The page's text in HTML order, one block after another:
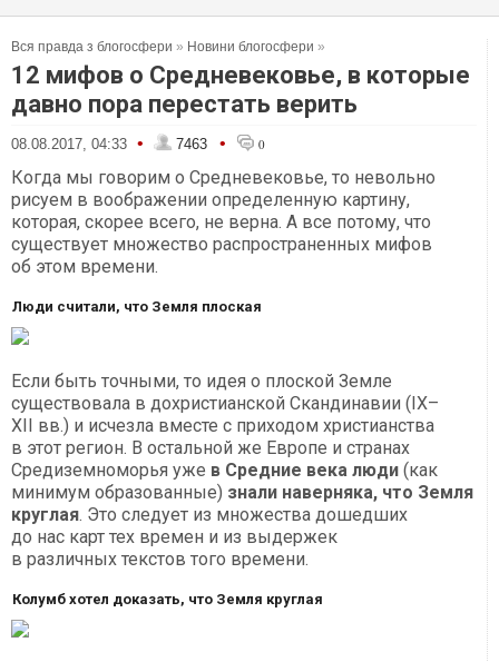
Вся правда з блогосфери » Новини блогосфери »
12 мифов о Средневековье, в которые
давно пора перестать верить
08.08.2017, 04:33 • 7463 • 0
Когда мы говорим о Средневековье, то невольно
рисуем в воображении определенную картину,
которая, скорее всего, не верна. А все потому, что
существует множество распространенных мифов
об этом времени.
Люди считали, что Земля плоская
Если быть точными, то идея о плоской Земле
существовала в дохристианской Скандинавии (IX–
XII вв.) и исчезла вместе с приходом христианства
в этот регион. В остальной же Европе и странах
Средиземноморья уже в Средние века люди (как
минимум образованные) знали наверняка, что Земля
круглая. Это следует из множества дошедших
до нас карт тех времен и из выдержек
в различных текстов того времени.
Колумб хотел доказать, что Земля круглая